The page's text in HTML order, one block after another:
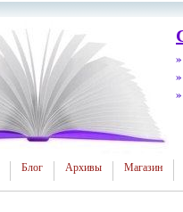
Блог Архивы Магазин